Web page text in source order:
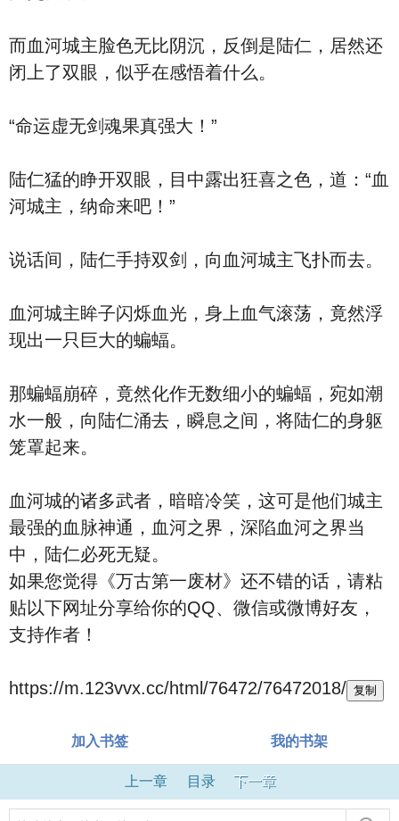
而血河城主脸色无比阴沉，反倒是陆仁，居然还
闭上了双眼，似乎在感悟着什么。
“命运虚无剑魂果真强大！”
陆仁猛的睁开双眼，目中露出狂喜之色，道：“血
河城主，纳命来吧！”
说话间，陆仁手持双剑，向血河城主飞扑而去。
血河城主眸子闪烁血光，身上血气滚荡，竟然浮
现出一只巨大的蝙蝠。
那蝙蝠崩碎，竟然化作无数细小的蝙蝠，宛如潮
水一般，向陆仁涌去，瞬息之间，将陆仁的身躯
笼罩起来。
血河城的诸多武者，暗暗冷笑，这可是他们城主
最强的血脉神通，血河之界，深陷血河之界当
中，陆仁必死无疑。
如果您觉得《万古第一废材》还不错的话，请粘
贴以下网址分享给你的QQ、微信或微博好友，
支持作者！
https://m.123vvx.cc/html/76472/76472018/ 复制
加入书签 我的书架
上一章 目录 下一章